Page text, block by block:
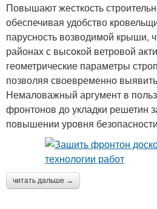
Повышают жесткость
обеспечивая удобство
парусность возводимой крыши,
районах с высокой ветровой
геометрические параметры
позволяя своевременно
Немаловажный аргумент в
фронтонов до укладки решетин
повышении уровня
читать дальше →